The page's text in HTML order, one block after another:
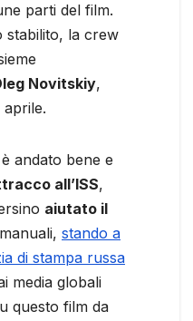
parti del film.
stabilito, la crew
Novitskiy,
aprile.
andato bene e
all’ISS,
aiutato il
stando a
di stampa russa
media globali
questo film da